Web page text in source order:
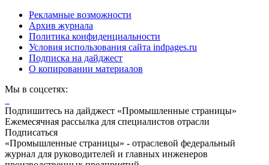
Рекламные возможности
Архив журнала
Политика конфиденциальности
Условия использования сайта indpages.ru
Подписка на дайджест
О копировании материалов
Мы в соцсетях:
Подпишитесь на дайджест «Промышленные страницы»
Ежемесячная рассылка для специалистов отрасли
Подписаться
«Промышленные страницы» - отраслевой федеральный
журнал для руководителей и главных инженеров